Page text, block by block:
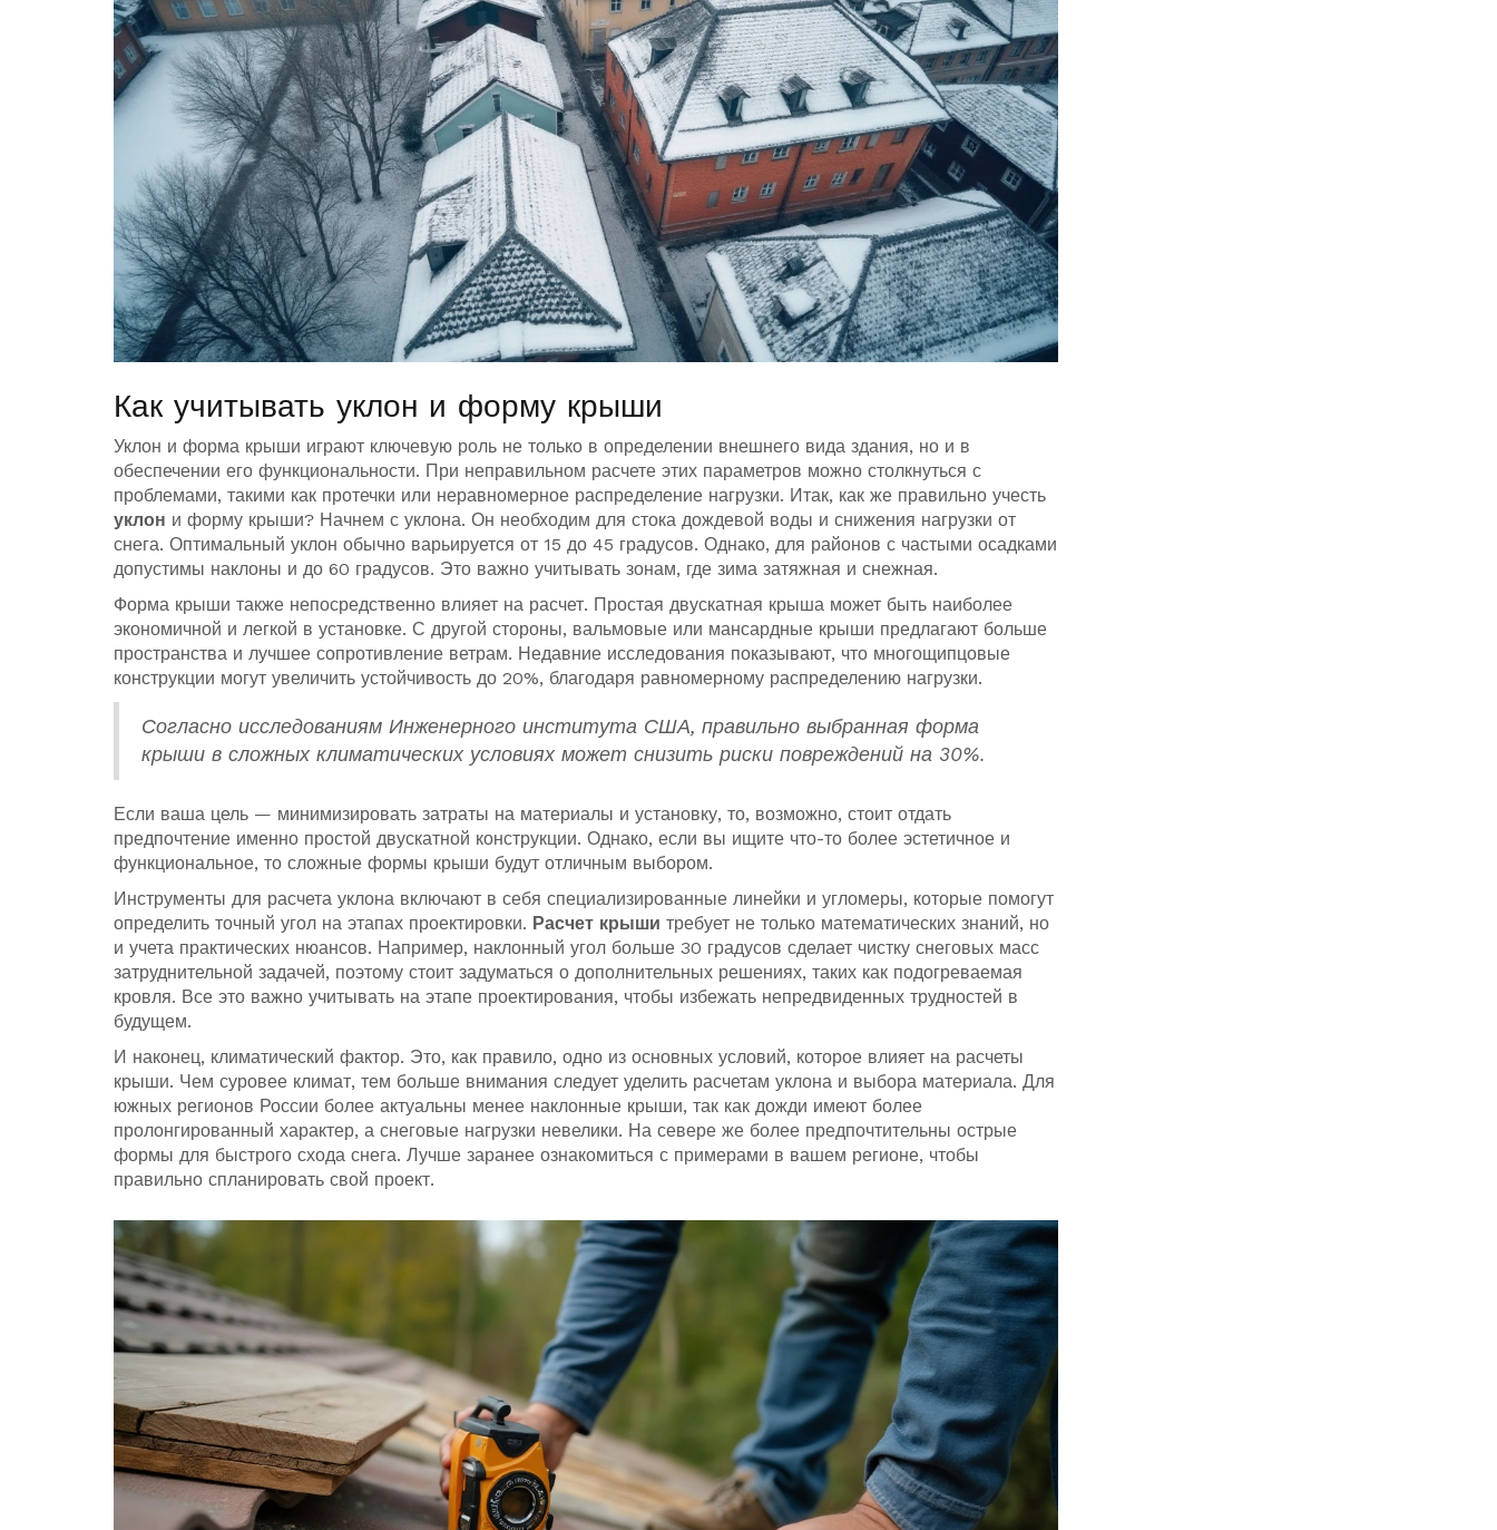
Как учитывать уклон и форму крыши
Уклон и форма крыши играют ключевую роль не только в определении внешнего вида здания, но и в
обеспечении его функциональности. При неправильном расчете этих параметров можно столкнуться с
проблемами, такими как протечки или неравномерное распределение нагрузки. Итак, как же правильно учесть
уклон и форму крыши? Начнем с уклона. Он необходим для стока дождевой воды и снижения нагрузки от
снега. Оптимальный уклон обычно варьируется от 15 до 45 градусов. Однако, для районов с частыми осадками
допустимы наклоны и до 60 градусов. Это важно учитывать зонам, где зима затяжная и снежная.
Форма крыши также непосредственно влияет на расчет. Простая двускатная крыша может быть наиболее
экономичной и легкой в установке. С другой стороны, вальмовые или мансардные крыши предлагают больше
пространства и лучшее сопротивление ветрам. Недавние исследования показывают, что многощипцовые
конструкции могут увеличить устойчивость до 20%, благодаря равномерному распределению нагрузки.
Согласно исследованиям Инженерного института США, правильно выбранная форма
крыши в сложных климатических условиях может снизить риски повреждений на 30%.
Если ваша цель — минимизировать затраты на материалы и установку, то, возможно, стоит отдать
предпочтение именно простой двускатной конструкции. Однако, если вы ищите что-то более эстетичное и
функциональное, то сложные формы крыши будут отличным выбором.
Инструменты для расчета уклона включают в себя специализированные линейки и угломеры, которые помогут
определить точный угол на этапах проектировки. Расчет крыши требует не только математических знаний, но
и учета практических нюансов. Например, наклонный угол больше 30 градусов сделает чистку снеговых масс
затруднительной задачей, поэтому стоит задуматься о дополнительных решениях, таких как подогреваемая
кровля. Все это важно учитывать на этапе проектирования, чтобы избежать непредвиденных трудностей в
будущем.
И наконец, климатический фактор. Это, как правило, одно из основных условий, которое влияет на расчеты
крыши. Чем суровее климат, тем больше внимания следует уделить расчетам уклона и выбора материала. Для
южных регионов России более актуальны менее наклонные крыши, так как дожди имеют более
пролонгированный характер, а снеговые нагрузки невелики. На севере же более предпочтительны острые
формы для быстрого схода снега. Лучше заранее ознакомиться с примерами в вашем регионе, чтобы
правильно спланировать свой проект.